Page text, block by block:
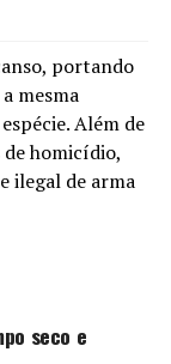
portando
mesma
Além de
homicídio,
ilegal de arma
seco e